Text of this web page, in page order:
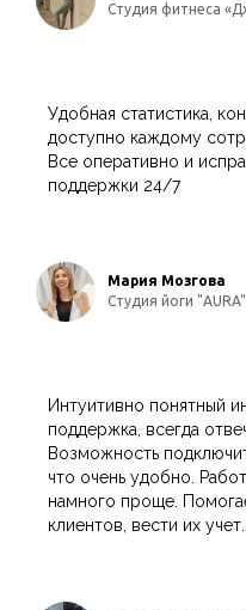
Студия фитнеса
Удобная статистика,
доступно каждому
Все оперативно и
поддержки 24/7
Мария Мозгова
Студия йоги "AURA"
Интуитивно понятный
поддержка, всегда
Возможность
что очень удобно.
намного проще.
клиентов, вести их учет.